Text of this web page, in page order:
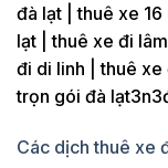
đà lạt | thuê xe
lạt | thuê xe đi
đi di linh | thuê xe
trọn gói đà lạt3n3đ
Các dịch thuê xe